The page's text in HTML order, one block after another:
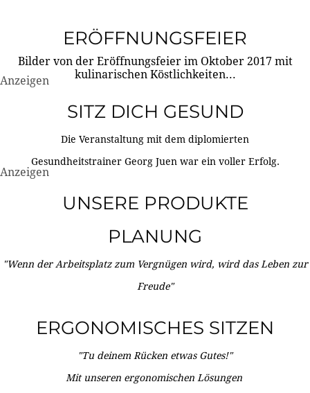
ERÖFFNUNGSFEIER
Bilder von der Eröffnungsfeier im Oktober 2017 mit
kulinarischen Köstlichkeiten...
Anzeigen
SITZ DICH GESUND
Die Veranstaltung mit dem diplomierten
Gesundheitstrainer Georg Juen war ein voller Erfolg.
Anzeigen
UNSERE PRODUKTE
PLANUNG
"Wenn der Arbeitsplatz zum Vergnügen wird, wird das Leben zur
Freude"
ERGONOMISCHES SITZEN
"Tu deinem Rücken etwas Gutes!"
Mit unseren ergonomischen Lösungen